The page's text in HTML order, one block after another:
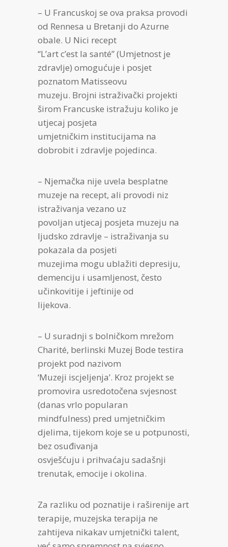
– U Francuskoj se ova praksa provodi
od Rennesa u Bretanji do Azurne
obale. U Nici recept
“L’art c’est la santé” (Umjetnost je
zdravlje) omogućuje i posjet
poznatom Matisseovu
muzeju. Brojni istraživački projekti
širom Francuske istražuju koliko je
utjecaj posjeta
umjetničkim institucijama na
dobrobit i zdravlje pojedinca.
– Njemačka nije uvela besplatne
muzeje na recept, ali provodi niz
istraživanja vezano uz
povoljan utjecaj posjeta muzeju na
ljudsko zdravlje – istraživanja su
pokazala da posjeti
muzejima mogu ublažiti depresiju,
demenciju i usamljenost, često
učinkovitije i jeftinije od
lijekova.
– U suradnji s bolničkom mrežom
Charité, berlinski Muzej Bode testira
projekt pod nazivom
‘Muzeji iscjeljenja’. Kroz projekt se
promovira usredotočena svjesnost
(danas vrlo popularan
mindfulness) pred umjetničkim
djelima, tijekom koje se u potpunosti,
bez osuđivanja
osvješćuju i prihvaćaju sadašnji
trenutak, emocije i okolina.
Za razliku od poznatije i raširenije art
terapije, muzejska terapija ne
zahtijeva nikakav umjetnički talent,